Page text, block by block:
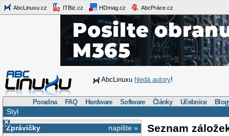
AbcLinuxu.cz ITBiz.cz HDmag.cz AbcPráce.cz
AbcLinuxu hledá autory!
Poradna FAQ Hardware Software Články Učebnice
Styl
×
napište »
Zprávičky
Seznam